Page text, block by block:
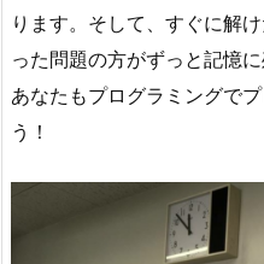
ります。そして、すぐに解
った問題の方がずっと記憶
あなたもプログラミングで
う！